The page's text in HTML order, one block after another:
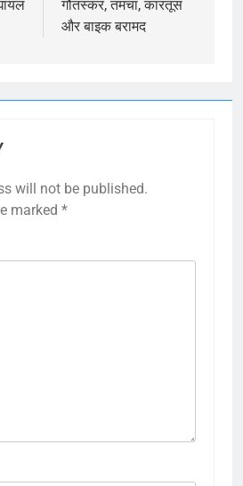
गौतस्कर, तमंचा, कारतूस
और बाइक बरामद
will not be published.
marked *